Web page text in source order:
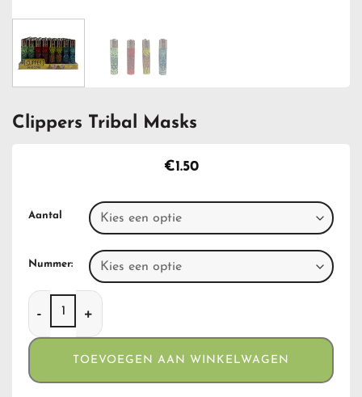
Clippers Tribal Masks
€1.50
Aantal
Nummer:
Clippers Tribal Masks aantal
TOEVOEGEN AAN WINKELWAGEN